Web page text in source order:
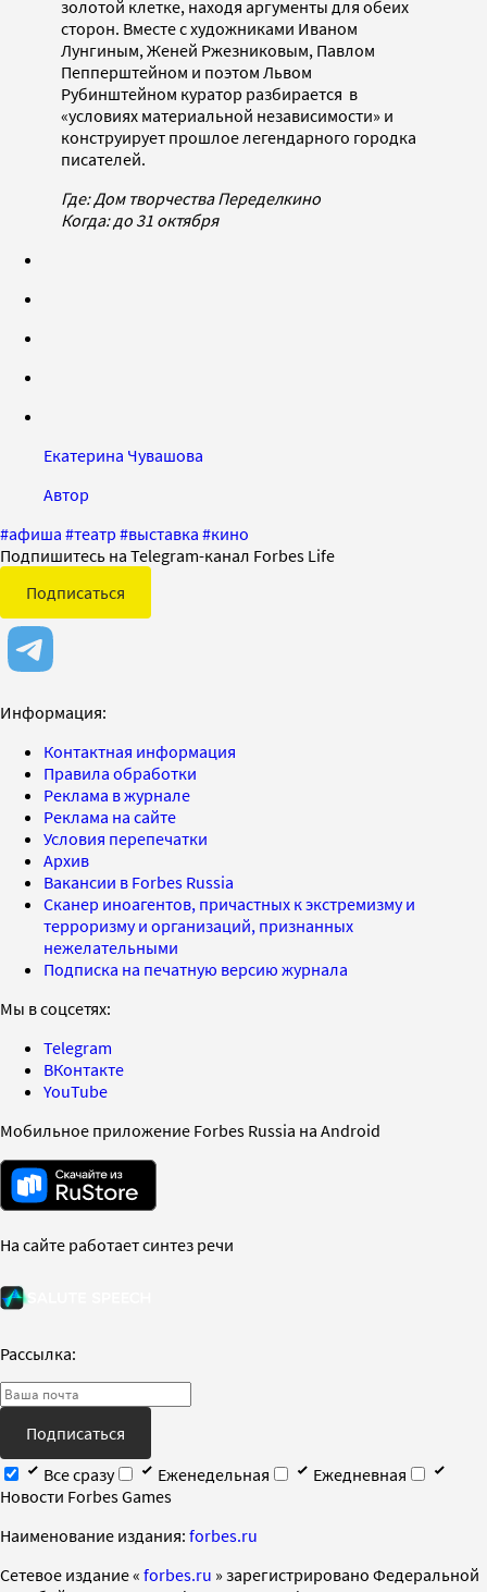
золотой клетке, находя аргументы для обеих
сторон. Вместе с художниками Иваном
Лунгиным, Женей Ржезниковым, Павлом
Пепперштейном и поэтом Львом
Рубинштейном куратор разбирается в
«условиях материальной независимости» и
конструирует прошлое легендарного городка
писателей.
Где: Дом творчества Переделкино
Когда: до 31 октября
Екатерина Чувашова
Автор
#афиша #театр #выставка #кино
Подпишитесь на Telegram-канал Forbes Life
Подписаться
Информация:
Контактная информация
Правила обработки
Реклама в журнале
Реклама на сайте
Условия перепечатки
Архив
Вакансии в Forbes Russia
Сканер иноагентов, причастных к экстремизму и
терроризму и организаций, признанных
нежелательными
Подписка на печатную версию журнала
Мы в соцсетях:
Telegram
ВКонтакте
YouTube
Мобильное приложение Forbes Russia на Android
На сайте работает синтез речи
Рассылка:
Подписаться
Все сразу
Еженедельная
Ежедневная
Новости Forbes Games
Наименование издания: forbes.ru
Cетевое издание « forbes.ru » зарегистрировано Федеральной